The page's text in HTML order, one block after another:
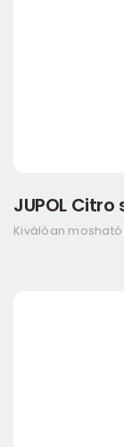
JUPOL
Kiválóan